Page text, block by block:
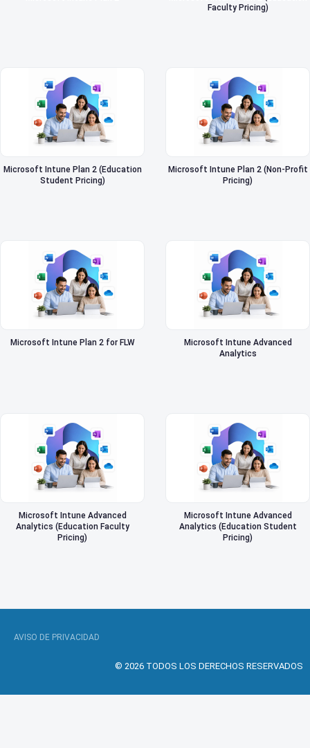
Faculty Pricing)
Microsoft Intune Plan 2 (Education
Student Pricing)
Microsoft Intune Plan 2 (Non-Profit
Pricing)
Microsoft Intune Plan 2 for FLW
Microsoft Intune Advanced
Analytics
Microsoft Intune Advanced
Analytics (Education Faculty
Pricing)
Microsoft Intune Advanced
Analytics (Education Student
Pricing)
AVISO DE PRIVACIDAD
© 2026 TODOS LOS DERECHOS RESERVADOS